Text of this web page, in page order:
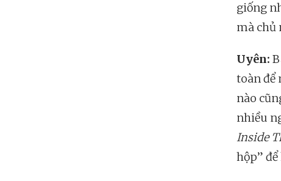
giống
mà chủ
Uyên:
toàn để
nào
nhiều
Inside
hộp”